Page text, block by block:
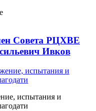
Совета РЦХВЕ
Ивков
испытания и